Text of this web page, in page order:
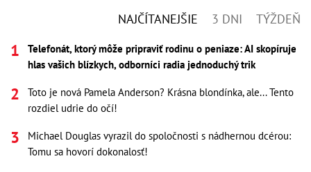
NAJČÍTANEJŠIE 3 DNI TÝŽDEŇ
Telefonát, ktorý môže pripraviť rodinu o peniaze: AI skopíruje
hlas vašich blízkych, odborníci radia jednoduchý trik
Toto je nová Pamela Anderson? Krásna blondínka, ale... Tento
rozdiel udrie do očí!
Michael Douglas vyrazil do spoločnosti s nádhernou dcérou:
Tomu sa hovorí dokonalosť!